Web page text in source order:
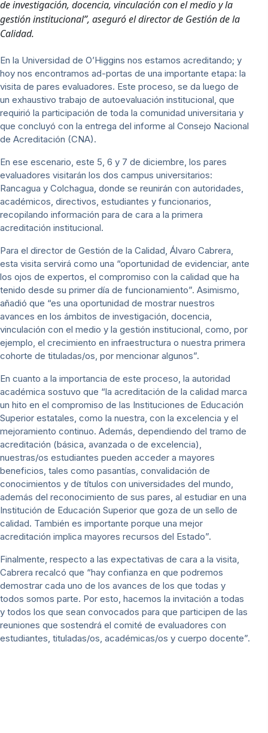
de investigación, docencia, vinculación con el medio y la
gestión institucional”, aseguró el director de Gestión de la
Calidad.
En la Universidad de O’Higgins nos estamos acreditando; y
hoy nos encontramos ad-portas de una importante etapa: la
visita de pares evaluadores. Este proceso, se da luego de
un exhaustivo trabajo de autoevaluación institucional, que
requirió la participación de toda la comunidad universitaria y
que concluyó con la entrega del informe al Consejo Nacional
de Acreditación (CNA).
En ese escenario, este 5, 6 y 7 de diciembre, los pares
evaluadores visitarán los dos campus universitarios:
Rancagua y Colchagua, donde se reunirán con autoridades,
académicos, directivos, estudiantes y funcionarios,
recopilando información para de cara a la primera
acreditación institucional.
Para el director de Gestión de la Calidad, Álvaro Cabrera,
esta visita servirá como una “oportunidad de evidenciar, ante
los ojos de expertos, el compromiso con la calidad que ha
tenido desde su primer día de funcionamiento”. Asimismo,
añadió que “es una oportunidad de mostrar nuestros
avances en los ámbitos de investigación, docencia,
vinculación con el medio y la gestión institucional, como, por
ejemplo, el crecimiento en infraestructura o nuestra primera
cohorte de tituladas/os, por mencionar algunos”.
En cuanto a la importancia de este proceso, la autoridad
académica sostuvo que “la acreditación de la calidad marca
un hito en el compromiso de las Instituciones de Educación
Superior estatales, como la nuestra, con la excelencia y el
mejoramiento continuo. Además, dependiendo del tramo de
acreditación (básica, avanzada o de excelencia),
nuestras/os estudiantes pueden acceder a mayores
beneficios, tales como pasantías, convalidación de
conocimientos y de títulos con universidades del mundo,
además del reconocimiento de sus pares, al estudiar en una
Institución de Educación Superior que goza de un sello de
calidad. También es importante porque una mejor
acreditación implica mayores recursos del Estado”.
Finalmente, respecto a las expectativas de cara a la visita,
Cabrera recalcó que “hay confianza en que podremos
demostrar cada uno de los avances de los que todas y
todos somos parte. Por esto, hacemos la invitación a todas
y todos los que sean convocados para que participen de las
reuniones que sostendrá el comité de evaluadores con
estudiantes, tituladas/os, académicas/os y cuerpo docente”.